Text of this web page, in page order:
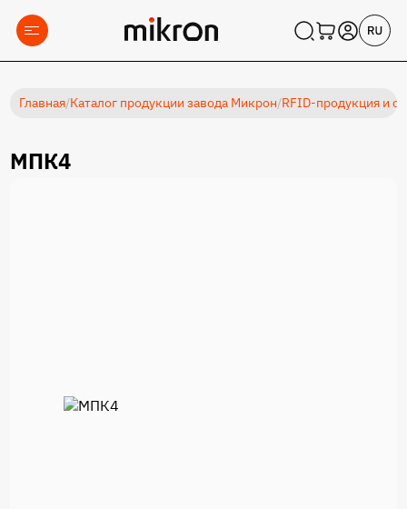
Главная/Каталог продукции завода Микрон/RFID-продукция и
МПК4